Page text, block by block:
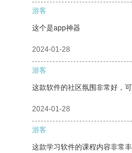
游客
这个是app神器
2024-01-28
游客
这款软件的社区氛围非常好，
2024-01-28
游客
这款学习软件的课程内容非常